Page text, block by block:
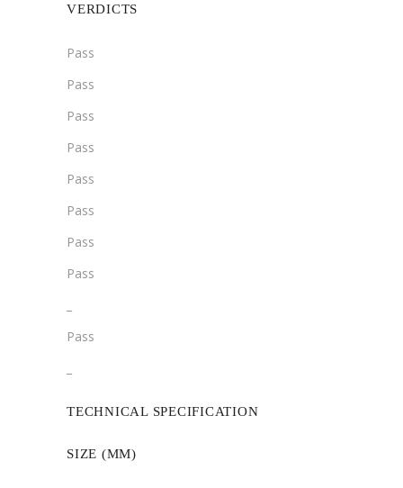
VERDICTS
Pass
Pass
Pass
Pass
Pass
Pass
Pass
Pass
Pass
TECHNICAL SPECIFICATION
SIZE (MM)